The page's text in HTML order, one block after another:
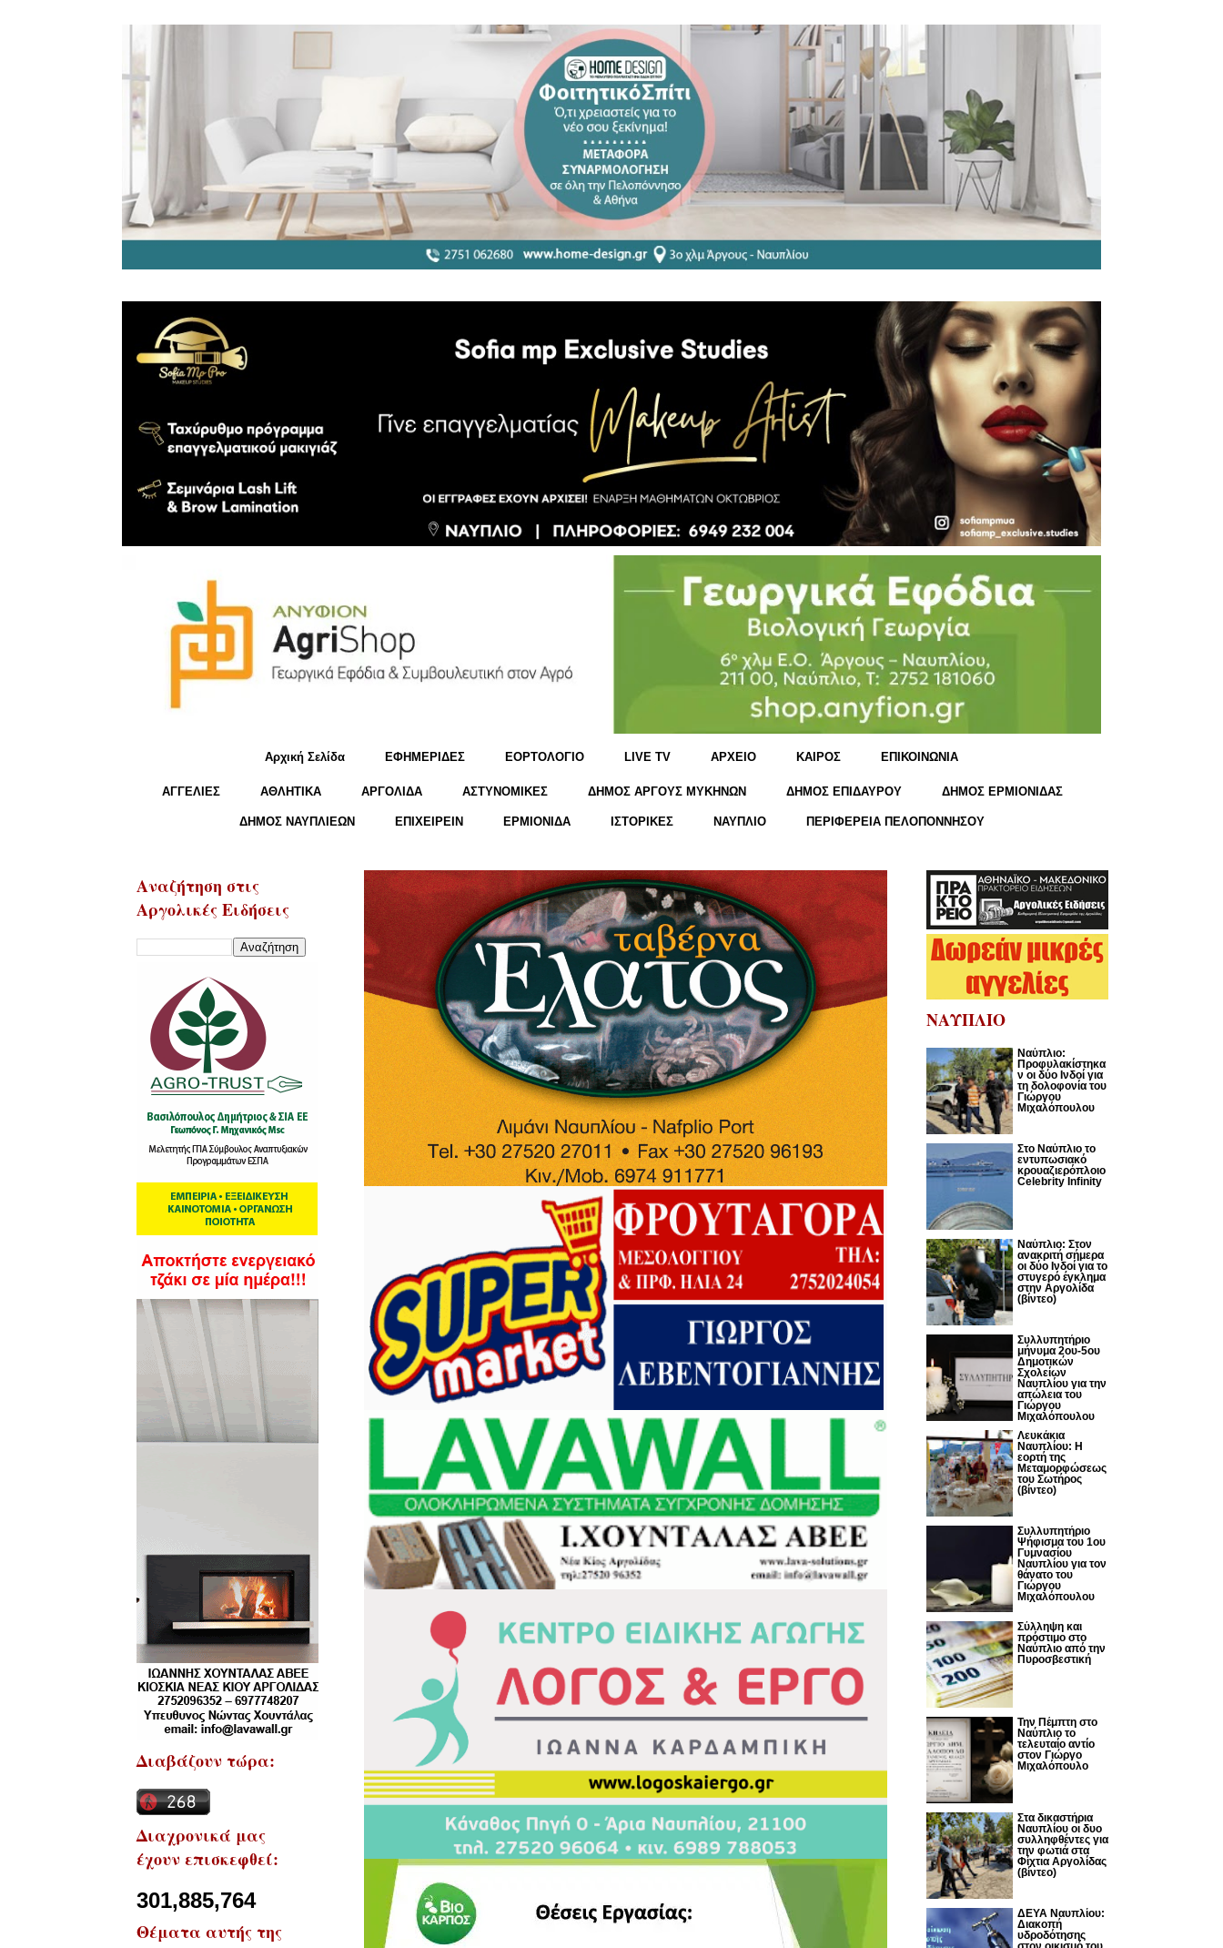
Αρχική Σελίδα ΕΦΗΜΕΡΙΔΕΣ ΕΟΡΤΟΛΟΓΙΟ LIVE TV ΑΡΧΕΙΟ KΑΙΡΟΣ ΕΠΙΚΟΙΝΩΝΙΑ
ΑΓΓΕΛΙΕΣ ΑΘΛΗΤΙΚΑ ΑΡΓΟΛΙΔΑ ΑΣΤΥΝΟΜΙΚΕΣ ΔΗΜΟΣ ΑΡΓΟΥΣ ΜΥΚΗΝΩΝ ΔΗΜΟΣ ΕΠΙΔΑΥΡΟΥ ΔΗΜΟΣ ΕΡΜΙΟΝΙΔΑΣ
ΔΗΜΟΣ ΝΑΥΠΛΙΕΩΝ ΕΠΙΧΕΙΡΕΙΝ ΕΡΜΙΟΝΙΔΑ ΙΣΤΟΡΙΚΕΣ ΝΑΥΠΛΙΟ ΠΕΡΙΦΕΡΕΙΑ ΠΕΛΟΠΟΝΝΗΣΟΥ
Αναζήτηση στις
Αργολικές Ειδήσεις
Διαβάζουν τώρα:
Διαχρονικά μας
έχουν επισκεφθεί:
301,885,764
Θέματα αυτής της
ΝΑΥΠΛΙΟ
Ναύπλιο:
Προφυλακίστηκα
ν οι δύο Ινδοί για
τη δολοφονία του
Γιώργου
Μιχαλόπουλου
Στο Ναύπλιο το
εντυπωσιακό
κρουαζιερόπλοιο
Celebrity Infinity
Nαύπλιο: Στον
ανακριτή σήμερα
οι δύο Ινδοί για το
στυγερό έγκλημα
στην Αργολίδα
(βίντεο)
Συλλυπητήριο
μήνυμα 2ου-5ου
Δημοτικών
Σχολείων
Ναυπλίου για την
απώλεια του
Γιώργου
Μιχαλόπουλου
Λευκάκια
Ναυπλίου: Η
εορτή της
Μεταμορφώσεως
του Σωτήρος
(βίντεο)
Συλλυπητήριο
Ψήφισμα του 1ου
Γυμνασίου
Ναυπλίου για τον
θάνατο του
Γιώργου
Μιχαλόπουλου
Σύλληψη και
πρόστιμο στο
Ναύπλιο από την
Πυροσβεστική
Την Πέμπτη στο
Ναύπλιο το
τελευταίο αντίο
στον Γιώργο
Μιχαλόπουλο
Στα δικαστήρια
Ναυπλίου οι δυο
συλληφθέντες για
την φωτιά στα
Φίχτια Αργολίδας
(βίντεο)
ΔΕΥΑ Ναυπλίου:
Διακοπή
υδροδότησης